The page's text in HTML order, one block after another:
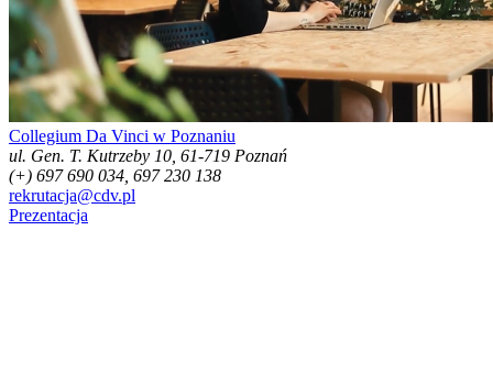
Collegium Da Vinci w Poznaniu
ul. Gen. T. Kutrzeby 10, 61-719 Poznań
(+) 697 690 034, 697 230 138
rekrutacja@cdv.pl
Prezentacja